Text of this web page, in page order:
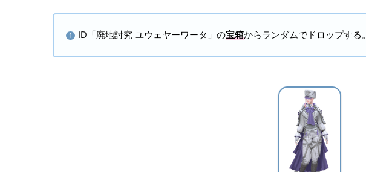
1 ID「廃地討究 ユウェヤーワータ」の宝箱からランダムでドロップする。